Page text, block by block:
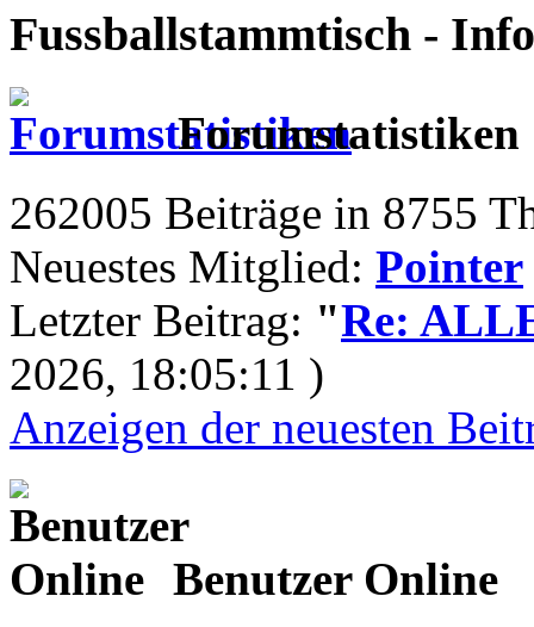
Fussballstammtisch -
Forumstatistiken
262005 Beiträge in 8755
Neuestes Mitglied: Pointer
Letzter Beitrag: "Re:
2026, 18:05:11 )
Anzeigen der neuesten
Benutzer Online